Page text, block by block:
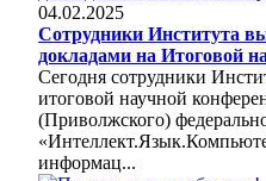
04.02.2025
Сотрудники Института
докладами на Итоговой
Сегодня сотрудники
итоговой научной
(Приволжского)
информац...